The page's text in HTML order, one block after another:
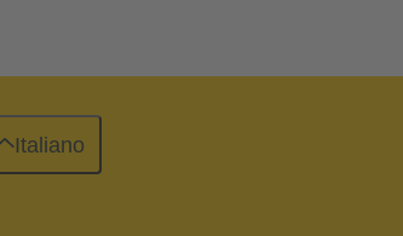
Italiano